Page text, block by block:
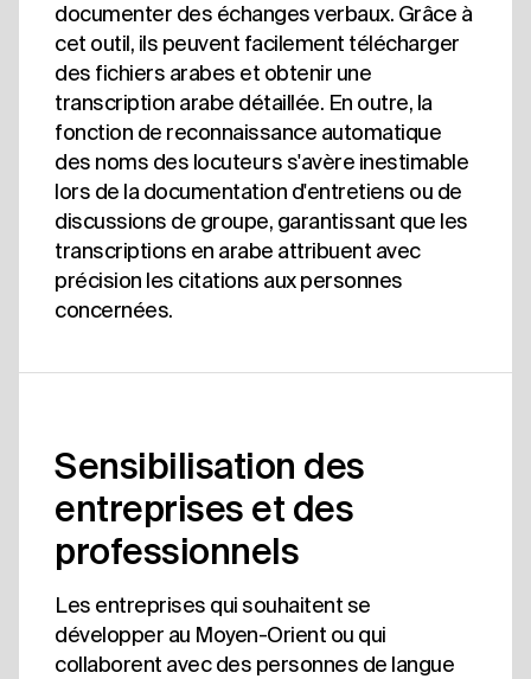
documenter des échanges verbaux. Grâce à
cet outil, ils peuvent facilement télécharger
des fichiers arabes et obtenir une
transcription arabe détaillée. En outre, la
fonction de reconnaissance automatique
des noms des locuteurs s'avère inestimable
lors de la documentation d'entretiens ou de
discussions de groupe, garantissant que les
transcriptions en arabe attribuent avec
précision les citations aux personnes
concernées.
Sensibilisation des
entreprises et des
professionnels
Les entreprises qui souhaitent se
développer au Moyen-Orient ou qui
collaborent avec des personnes de langue